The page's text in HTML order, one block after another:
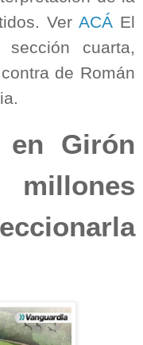
Ver ACÁ El
cuarta,
de Román
en Girón